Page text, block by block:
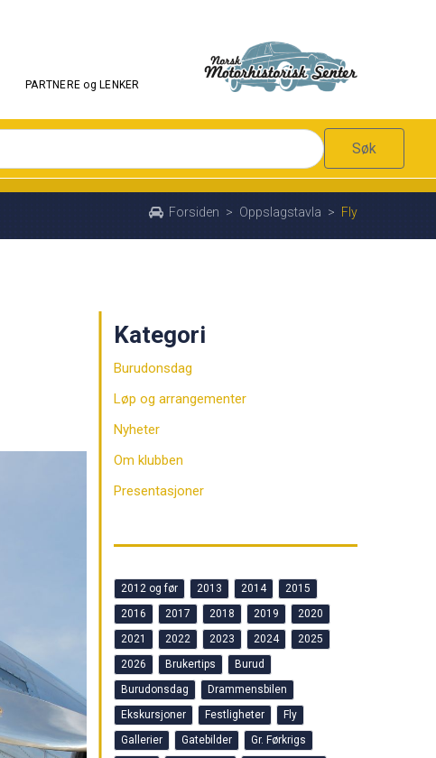
PARTNERE og LENKER
Søk
Forsiden > Oppslagstavla > Fly
Kategori
Burudonsdag
Løp og arrangementer
Nyheter
Om klubben
Presentasjoner
2012 og før 2013 2014
2015
2016
2017 2018 2019
2020
2021
2022 2023 2024
2025
2026
Brukertips
Burud
Burudonsdag
Drammensbilen
Ekskursjoner
Festligheter
Fly
Gallerier
Gatebilder
Gr. Førkrigs